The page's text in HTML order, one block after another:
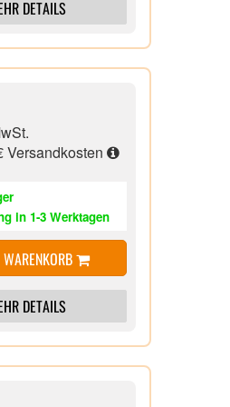
DETAILS
Versandkosten
in 1-3 Werktagen
DETAILS